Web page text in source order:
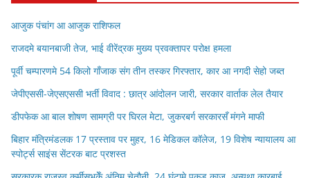
आजुक पंचांग आ आजुक राशिफल
राजदमे बयानबाजी तेज, भाई वीरेंद्रक मुख्य प्रवक्तापर परोक्ष हमला
पूर्वी चम्पारणमे 54 किलो गाँजाक संग तीन तस्कर गिरफ्तार, कार आ नगदी सेहो जब्त
जेपीएससी-जेएसएससी भर्ती विवाद : छात्र आंदोलन जारी, सरकार वार्ताक लेल तैयार
डीपफेक आ बाल शोषण सामग्री पर घिरल मेटा, जुकरबर्ग सरकारसँ मंगने माफी
बिहार मंत्रिमंडलक 17 प्रस्ताव पर मुहर, 16 मेडिकल कॉलेज, 19 विशेष न्यायालय आ
स्पोर्ट्स साइंस सेंटरक बाट प्रशस्त